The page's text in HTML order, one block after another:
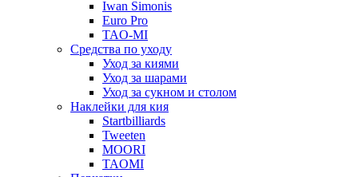
Iwan Simonis
Euro Pro
TAO-MI
Средства по уходу
Уход за киями
Уход за шарами
Уход за сукном и столом
Наклейки для кия
Startbilliards
Tweeten
MOORI
TAOMI